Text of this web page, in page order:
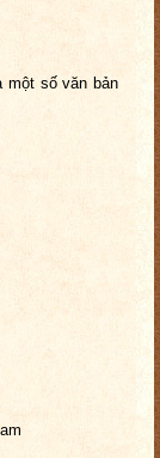
một số văn bản